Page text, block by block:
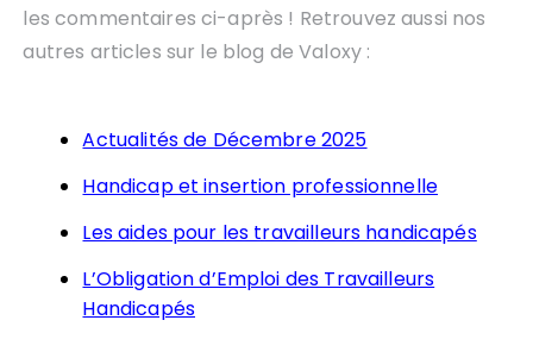
les commentaires ci-après ! Retrouvez aussi nos
autres articles sur le blog de Valoxy :
Actualités de Décembre 2025
Handicap et insertion professionnelle
Les aides pour les travailleurs handicapés
L’Obligation d’Emploi des Travailleurs
Handicapés